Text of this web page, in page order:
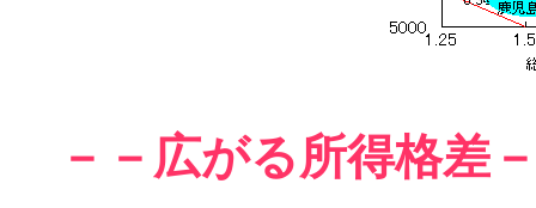
－－広がる所得格差